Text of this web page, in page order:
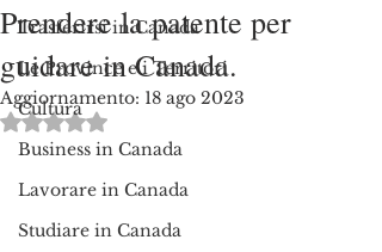
Trasferirsi in Canada
Le Province e i Territori
Cultura
Business in Canada
Lavorare in Canada
Studiare in Canada
Prendere la patente per
guidare in Canada.
Aggiornamento: 18 ago 2023
Valutazione NaN stelle su 5.